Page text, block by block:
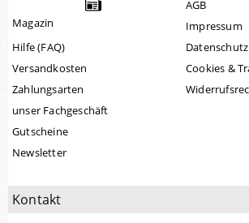
Magazin
Hilfe (FAQ)
Versandkosten
Zahlungsarten
unser Fachgeschäft
Gutscheine
Newsletter
AGB
Impressum
Datenschutz
Cookies &
Kontakt